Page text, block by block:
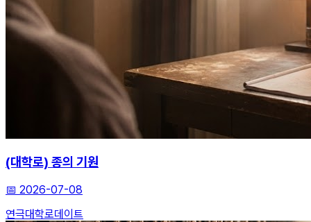
(대학로) 종의 기원
📅 2026-07-08
연극대학로데이트